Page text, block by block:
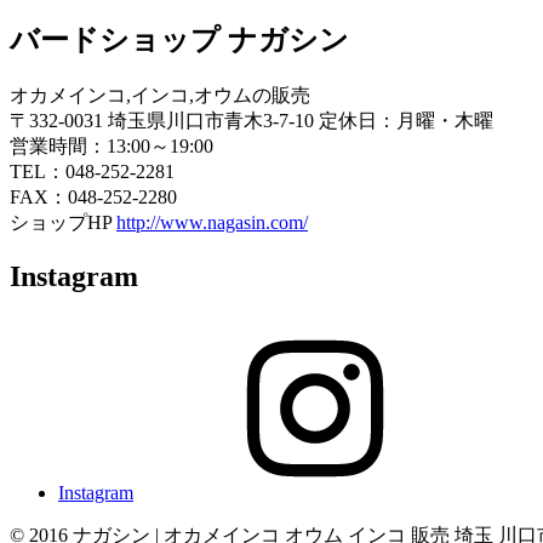
バードショップ ナガシン
オカメインコ,インコ,オウムの販売
〒332-0031 埼玉県川口市青木3-7-10 定休日：月曜・木曜
営業時間：13:00～19:00
TEL：048-252-2281
FAX：048-252-2280
ショップHPhttp://www.nagasin.com/
Instagram
Instagram
© 2016 ナガシン | オカメインコ オウム インコ 販売 埼玉 川口